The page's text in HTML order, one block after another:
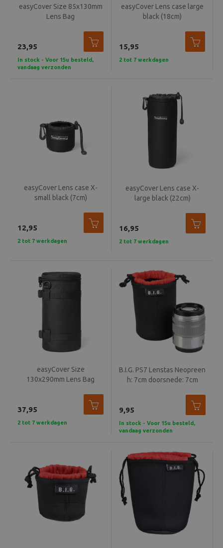
easyCover Size 85x130mm
Lens Bag
23,95
In stock - Voor 15u besteld,
vandaag verzonden
easyCover Lens case large
black (18cm)
15,95
2 tot 7 werkdagen
easyCover Lens case X-
small black (7cm)
12,95
2 tot 7 werkdagen
easyCover Lens case X-
large black (22cm)
16,95
2 tot 7 werkdagen
easyCover Size
130x290mm Lens Bag
37,95
2 tot 7 werkdagen
B.I.G. PS7 Lenstas Neopreen
h: 7cm doorsnede: 7cm
9,95
In stock - Voor 15u besteld,
vandaag verzonden